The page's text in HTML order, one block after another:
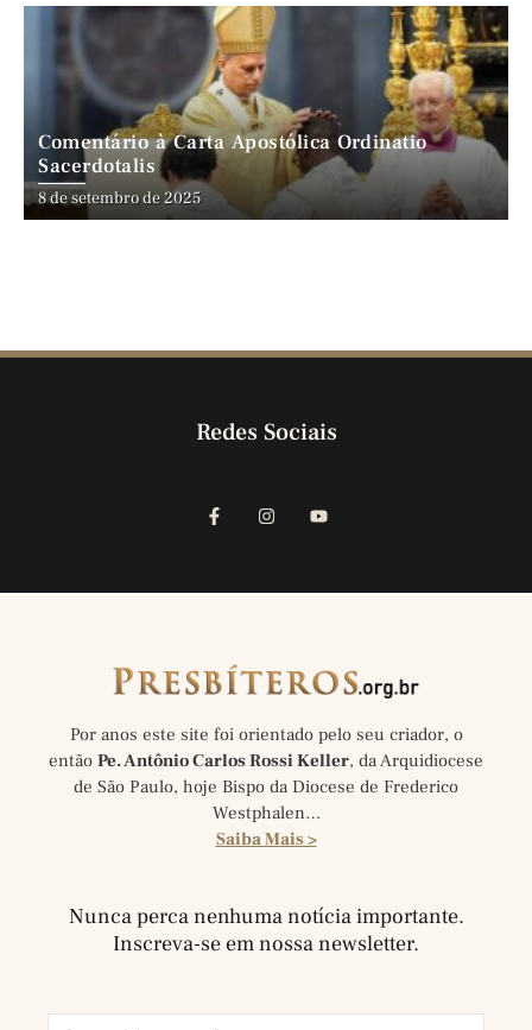
Comentário à Carta Apostólica Ordinatio
Sacerdotalis
8 de setembro de 2025
Redes Sociais
Por anos este site foi orientado pelo seu criador, o
então Pe. Antônio Carlos Rossi Keller, da Arquidiocese
de São Paulo, hoje Bispo da Diocese de Frederico
Westphalen…
Saiba Mais >
Nunca perca nenhuma notícia importante.
Inscreva-se em nossa newsletter.